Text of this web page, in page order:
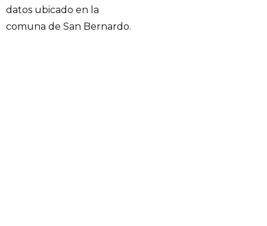
datos ubicado en la
comuna de San Bernardo.